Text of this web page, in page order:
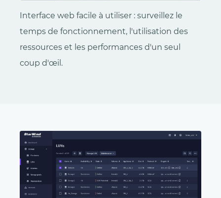
Interface web facile à utiliser : surveillez le
temps de fonctionnement, l'utilisation des
ressources et les performances d'un seul
coup d'œil.